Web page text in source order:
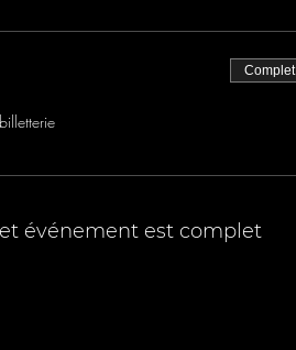
Complet
événement est complet